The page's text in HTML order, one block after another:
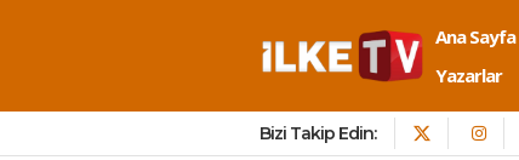
Ana Sayfa
Yazarlar
Bizi Takip Edin: